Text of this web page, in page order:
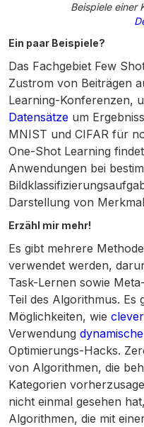
Beispiele einer
Ein paar Beispiele?
Das Fachgebiet Few
Zustrom von Beiträgen
Learning-Konferenzen,
Datensätze um
MNIST und CIFAR für
One-Shot Learning
Anwendungen bei
Darstellung von
Erzähl mir mehr!
Es gibt mehrere
verwendet werden,
Task-Lernen sowie
Teil des Algorithmus. Es
Möglichkeiten, wie
Verwendung
Optimierungs-Hacks.
von Algorithmen, die
Kategorien
nicht einmal gesehen
Algorithmen, die mit